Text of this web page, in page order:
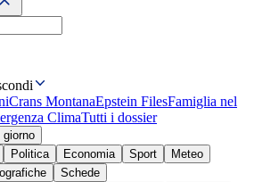
Crans MontanaEpstein FilesFamiglia nel
ClimaTutti i dossier
Politica Economia Sport
Meteo
Schede